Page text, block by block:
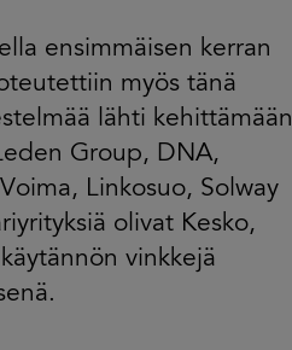
ensimmäisen kerran
myös tänä
lähti kehittämään
Group, DNA,
Linkosuo, Solway
olivat Kesko,
vinkkejä